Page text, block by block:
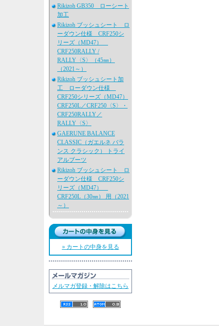
Rikizoh GB350 ローシート
加工
Rikizoh ブッシュシート ロ
ーダウン仕様 CRF250シ
リーズ（MD47）
CRF250RALLY /
RALLY〈S〉（45㎜）
（2021～）
Rikizoh ブッシュシート加
工 ローダウン仕様
CRF250シリーズ（MD47）
CRF250L／CRF250〈S〉・
CRF250RALLY／
RALLY〈S〉
GAERUNE BALANCE
CLASSIC（ガエルネ バラ
ンス クラシック） トライ
アルブーツ
Rikizoh ブッシュシート ロ
ーダウン仕様 CRF250シ
リーズ（MD47）
CRF250L（30㎜） 用（2021
～）
» カートの中身を見る
メルマガ登録・解除はこちら